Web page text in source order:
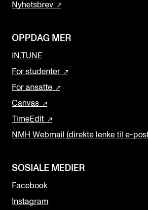
Nyhetsbrev
OPPDAG MER
IN.TUNE
For studenter
For ansatte
Canvas
TimeEdit
NMH Webmail (direkte lenke til e-
SOSIALE MEDIER
Facebook
Instagram